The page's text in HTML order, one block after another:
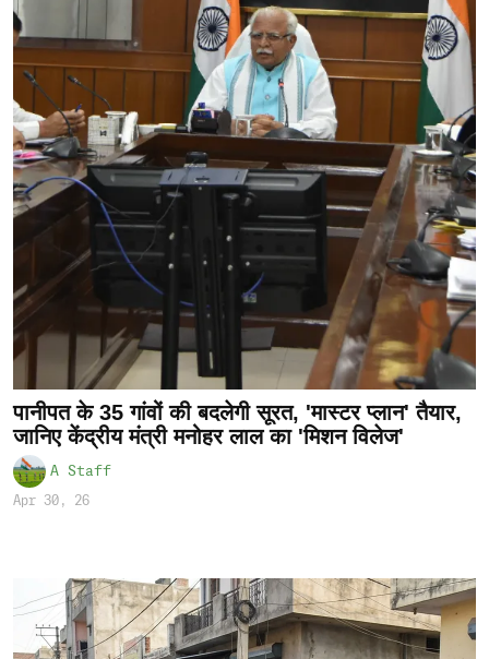
पानीपत के 35 गांवों की बदलेगी सूरत, 'मास्टर प्लान' तैयार,
जानिए केंद्रीय मंत्री मनोहर लाल का 'मिशन विलेज'
A Staff
Apr 30, 26